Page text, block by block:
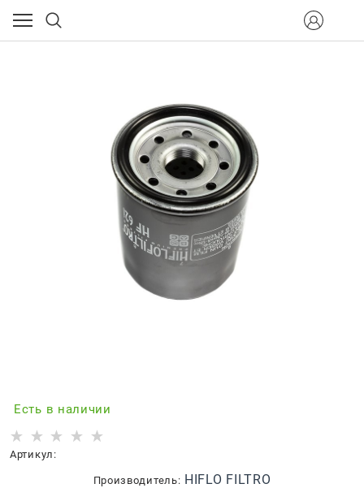
Есть в наличии
Артикул:
Производитель: HIFLO FILTRO